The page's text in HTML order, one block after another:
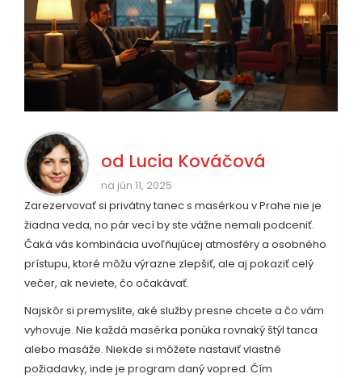
od Lucia Kováčová
na jún 11, 2025
Zarezervovať si privátny tanec s masérkou v Prahe nie je
žiadna veda, no pár vecí by ste vážne nemali podceniť.
Čaká vás kombinácia uvoľňujúcej atmosféry a osobného
prístupu, ktoré môžu výrazne zlepšiť, ale aj pokaziť celý
večer, ak neviete, čo očakávať.
Najskôr si premyslite, aké služby presne chcete a čo vám
vyhovuje. Nie každá masérka ponúka rovnaký štýl tanca
alebo masáže. Niekde si môžete nastaviť vlastné
požiadavky, inde je program daný vopred. Čím